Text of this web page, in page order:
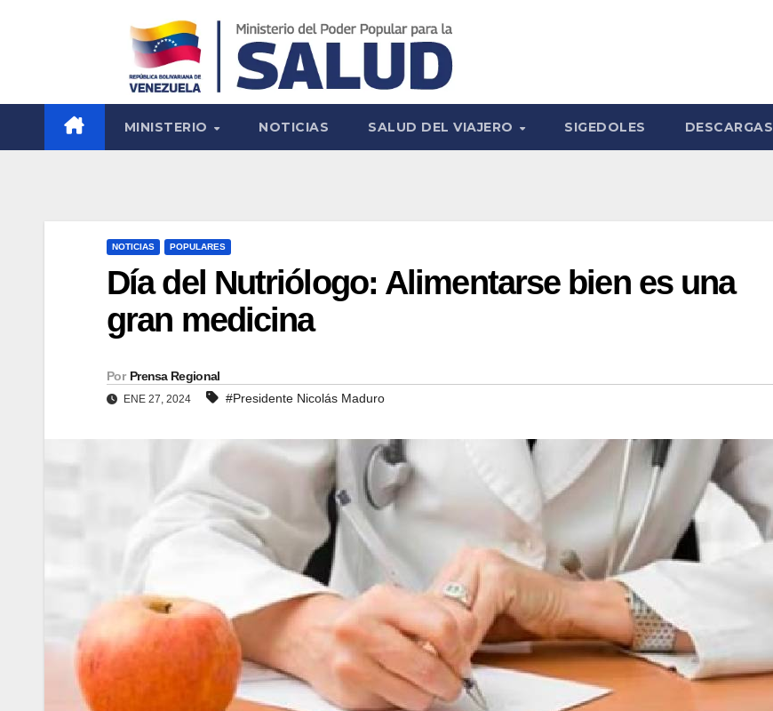
MINISTERIO NOTICIAS SALUD DEL VIAJERO SIGEDOLES DESCARGAS
NOTICIAS POPULARES
Día del Nutriólogo: Alimentarse bien es una
gran medicina
Por Prensa Regional
ENE 27, 2024 #Presidente Nicolás Maduro